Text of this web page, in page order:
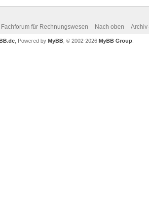
Fachforum für Rechnungswesen Nach oben
, Powered by MyBB , © 2002-2026 MyBB Group